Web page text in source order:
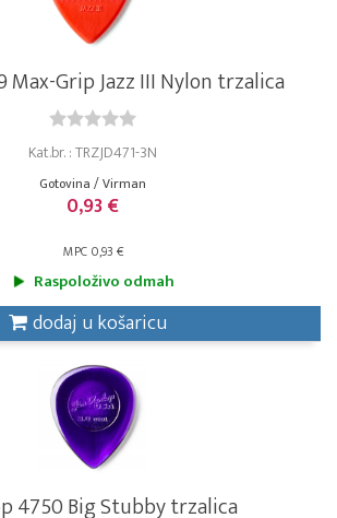
Max-Grip Jazz III Nylon trzalica
Kat.br. : TRZJD471-3N
Gotovina / Virman
0,93 €
MPC 0,93 €
Raspoloživo odmah
dodaj u košaricu
4750 Big Stubby trzalica